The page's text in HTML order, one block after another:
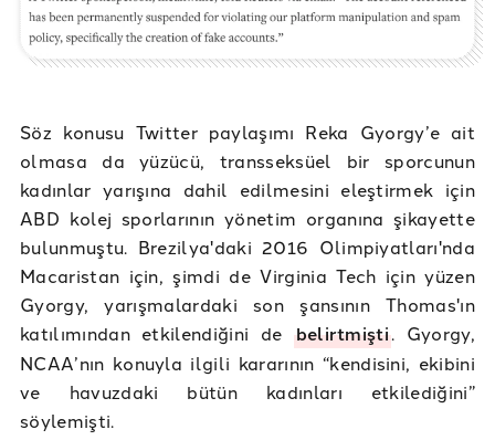
Söz konusu Twitter paylaşımı Reka Gyorgy’e ait
olmasa da yüzücü, transseksüel bir sporcunun
kadınlar yarışına dahil edilmesini eleştirmek için
ABD kolej sporlarının yönetim organına şikayette
bulunmuştu. Brezilya'daki 2016 Olimpiyatları'nda
Macaristan için, şimdi de Virginia Tech için yüzen
Gyorgy, yarışmalardaki son şansının Thomas'ın
katılımından etkilendiğini de belirtmişti. Gyorgy,
NCAA’nın konuyla ilgili kararının “kendisini, ekibini
ve havuzdaki bütün kadınları etkilediğini”
söylemişti.